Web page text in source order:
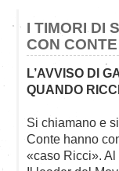
I TIMORI DI
CON
L’AVVISO DI
QUANDO
Si chiamano e
Conte hanno
«caso Ricci».